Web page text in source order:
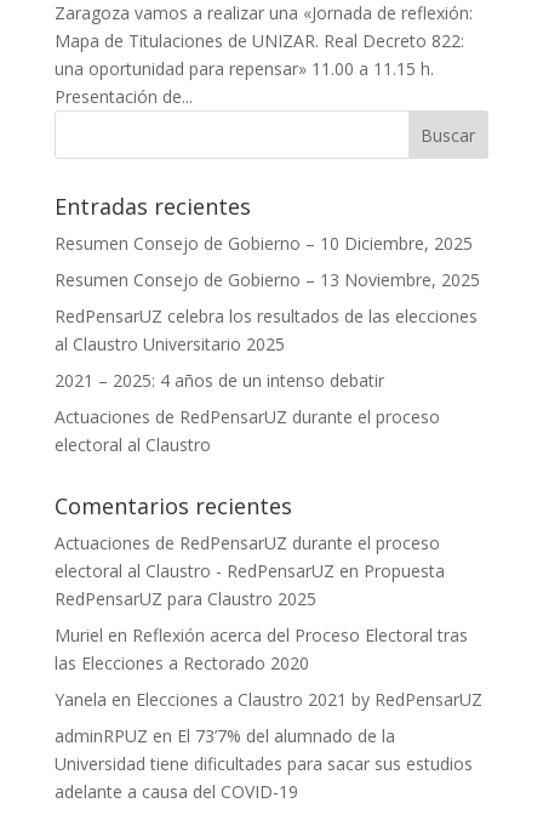
Zaragoza vamos a realizar una «Jornada de reflexión:
Mapa de Titulaciones de UNIZAR. Real Decreto 822:
una oportunidad para repensar» 11.00 a 11.15 h.
Presentación de...
Entradas recientes
Resumen Consejo de Gobierno – 10 Diciembre, 2025
Resumen Consejo de Gobierno – 13 Noviembre, 2025
RedPensarUZ celebra los resultados de las elecciones
al Claustro Universitario 2025
2021 – 2025: 4 años de un intenso debatir
Actuaciones de RedPensarUZ durante el proceso
electoral al Claustro
Comentarios recientes
Actuaciones de RedPensarUZ durante el proceso
electoral al Claustro - RedPensarUZ en Propuesta
RedPensarUZ para Claustro 2025
Muriel en Reflexión acerca del Proceso Electoral tras
las Elecciones a Rectorado 2020
Yanela en Elecciones a Claustro 2021 by RedPensarUZ
adminRPUZ en El 73’7% del alumnado de la
Universidad tiene dificultades para sacar sus estudios
adelante a causa del COVID-19